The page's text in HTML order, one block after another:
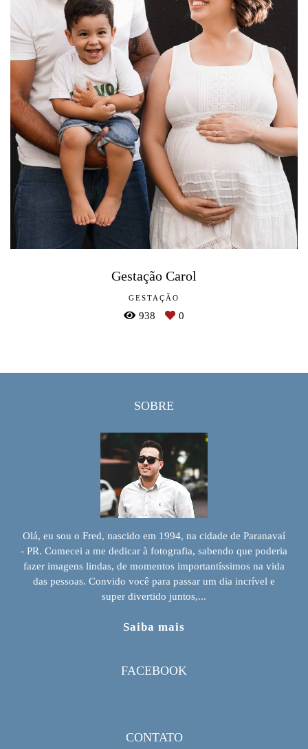
Gestação Carol
GESTAÇÃO
938 0
SOBRE
Olá, eu sou o Fred, nascido em 1994, na cidade de Paranavaí
- PR. Comecei a me dedicar à fotografia, sabendo que poderia
fazer imagens lindas, de momentos importantíssimos na vida
das pessoas. Convido você para passar um dia incrível e
super divertido juntos,...
Saiba mais
FACEBOOK
CONTATO